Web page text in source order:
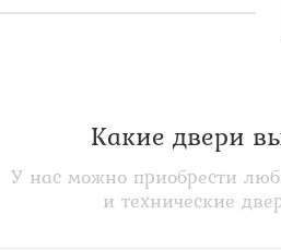
Какие двери
У нас можно приобрести
и технические